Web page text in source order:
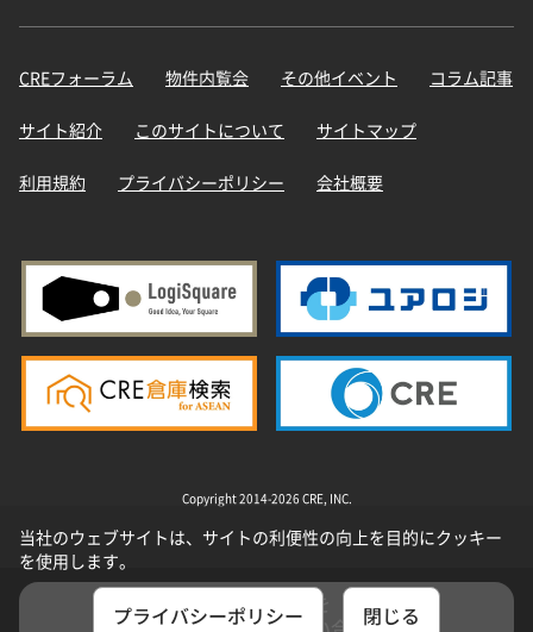
選択した物件を
CREフォーラム 物件内覧会 その他イベント コラム記事
サイト紹介 このサイトについて サイトマップ
利用規約 プライバシーポリシー 会社概要
Copyright 2014-2026 CRE, INC.
当社のウェブサイトは、サイトの利便性の向上を目的にクッキー
を使用します。
プライバシーポリシー 閉じる